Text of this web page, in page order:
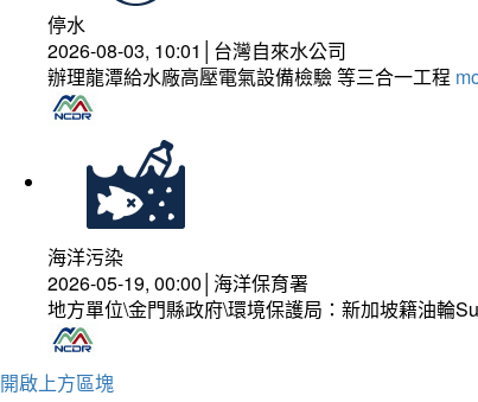
停水
2026-08-03, 10:01│台灣自來水公司
辦理龍潭給水廠高壓電氣設備檢驗 等三合一工程
海洋污染
2026-05-19, 00:00│海洋保育署
地方單位\金門縣政府\環境保護局：新加坡籍油輪
開啟上方區塊